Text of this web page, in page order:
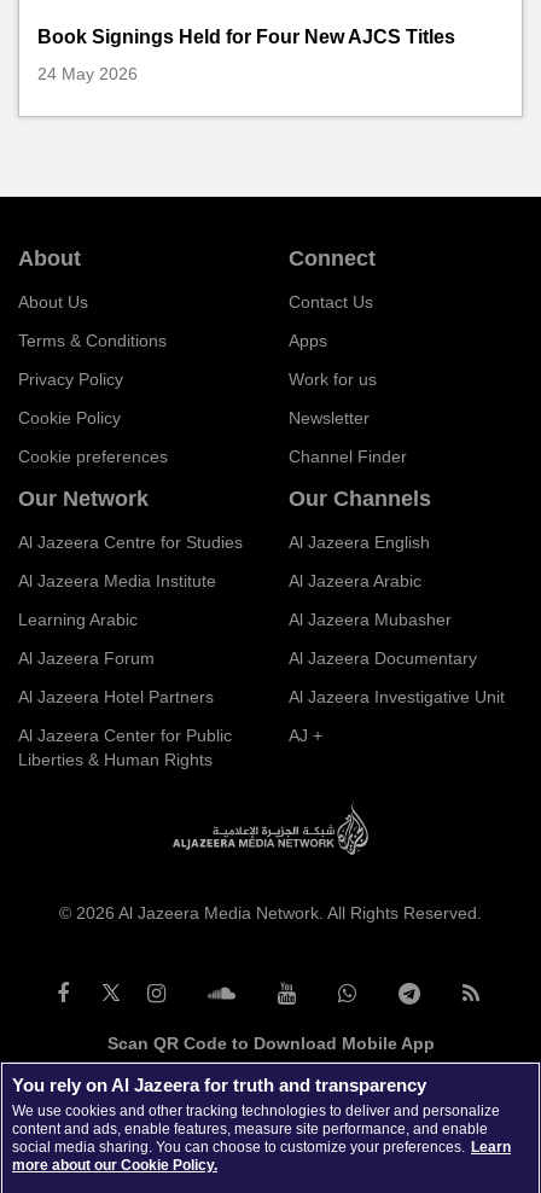
Book Signings Held for Four New AJCS Titles
24 May 2026
About
About Us
Terms & Conditions
Privacy Policy
Cookie Policy
Cookie preferences
Connect
Contact Us
Apps
Work for us
Newsletter
Channel Finder
Our Network
Al Jazeera Centre for Studies
Al Jazeera Media Institute
Learning Arabic
Al Jazeera Forum
Al Jazeera Hotel Partners
Al Jazeera Center for Public
Liberties & Human Rights
Our Channels
Al Jazeera English
Al Jazeera Arabic
Al Jazeera Mubasher
Al Jazeera Documentary
Al Jazeera Investigative Unit
AJ +
© 2026 Al Jazeera Media Network. All Rights Reserved.
Scan QR Code to Download Mobile App
You rely on Al Jazeera for truth and transparency
We use cookies and other tracking technologies to deliver and personalize
content and ads, enable features, measure site performance, and enable
social media sharing. You can choose to customize your preferences. Learn
more about our Cookie Policy.